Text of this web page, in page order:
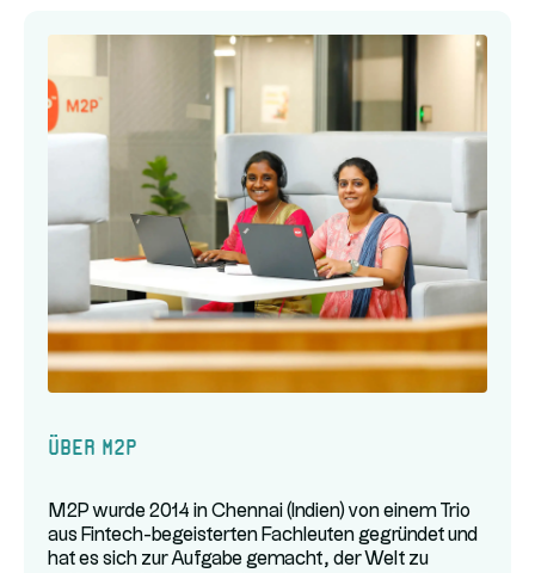
Über M2P
M2P wurde 2014 in Chennai (Indien) von einem Trio
aus Fintech-begeisterten Fachleuten gegründet und
hat es sich zur Aufgabe gemacht, der Welt zu